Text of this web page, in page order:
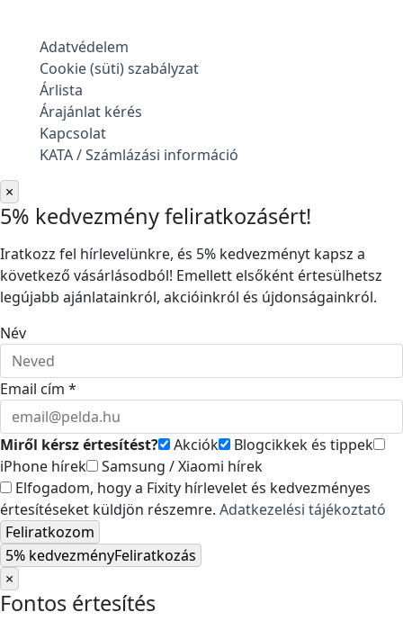
Adatvédelem
Cookie (süti) szabályzat
Árlista
Árajánlat kérés
Kapcsolat
KATA / Számlázási információ
×
5% kedvezmény feliratkozásért!
Iratkozz fel hírlevelünkre, és 5% kedvezményt kapsz a
következő vásárlásodból! Emellett elsőként értesülhetsz
legújabb ajánlatainkról, akcióinkról és újdonságainkról.
Név
Email cím *
Miről kérsz értesítést? Akciók
Blogcikkek és tippek
iPhone hírek
Samsung / Xiaomi hírek
Elfogadom, hogy a Fixity hírlevelet és kedvezményes
értesítéseket küldjön részemre. Adatkezelési tájékoztató
Feliratkozom
5% kedvezményFeliratkozás
×
Fontos értesítés